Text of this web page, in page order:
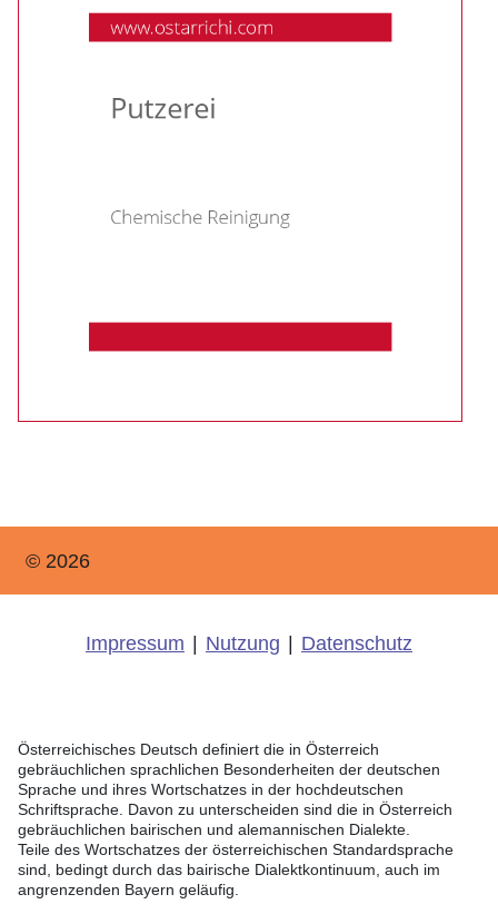
© 2026
Impressum Nutzung Datenschutz
Österreichisches Deutsch definiert die in Österreich
gebräuchlichen sprachlichen Besonderheiten der deutschen
Sprache und ihres Wortschatzes in der hochdeutschen
Schriftsprache. Davon zu unterscheiden sind die in Österreich
gebräuchlichen bairischen und alemannischen Dialekte.
Teile des Wortschatzes der österreichischen Standardsprache
sind, bedingt durch das bairische Dialektkontinuum, auch im
angrenzenden Bayern geläufig.